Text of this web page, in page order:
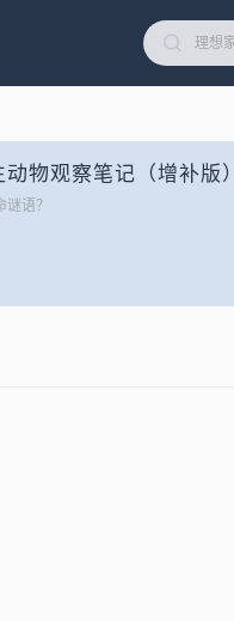
物观察笔记（增补版）
语？